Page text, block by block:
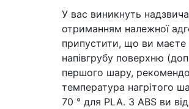
У вас виникнуть
отриманням належної
припустити, що ви маєте
напівгрубу поверхню
першого шару,
температура нагрітого
70 ° для PLA. З ABS ви